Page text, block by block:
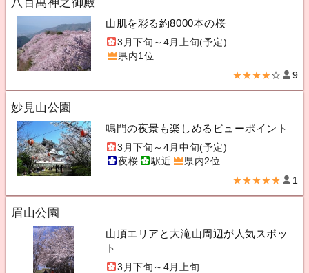
山肌を彩る約8000本の桜
3月下旬～4月上旬(予定)
県内1位
★★★★☆ 9
妙見山公園
鳴門の夜景も楽しめるビューポイント
3月下旬～4月中旬(予定)
夜桜
駅近 県内2位
★★★★★ 1
眉山公園
山頂エリアと大滝山周辺が人気スポッ
ト
3月下旬～4月上旬